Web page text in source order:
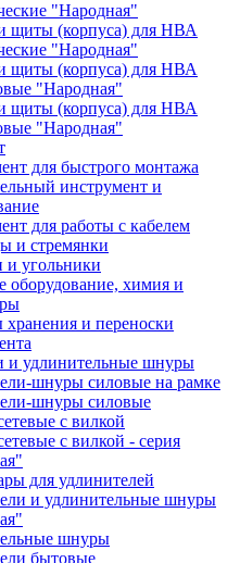
"Народная"
(корпуса) для НВА
"Народная"
(корпуса) для НВА
"Народная"
(корпуса) для НВА
"Народная"
для быстрого монтажа
инструмент и
для работы с кабелем
и стремянки
угольники
оборудование, химия и
и переноски
и удлинительные шнуры
шнуры силовые на рамке
шнуры силовые
с вилкой
с вилкой - серия
для удлинителей
и удлинительные шнуры
шнуры
бытовые